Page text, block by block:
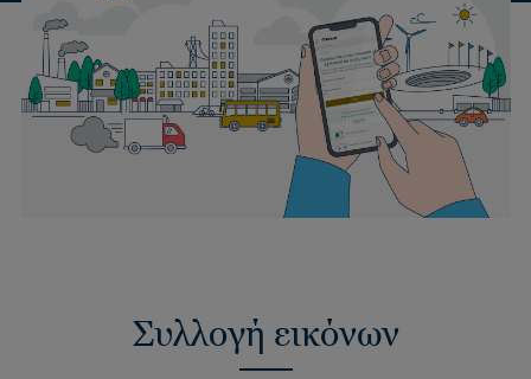
Συλλογή εικόνων